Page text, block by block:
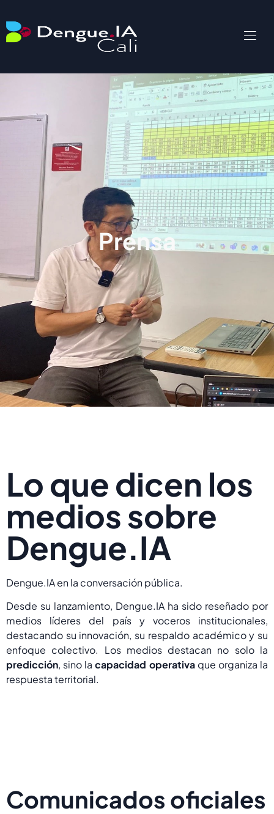
Prensa
Lo que dicen los
medios sobre
Dengue.IA
Dengue.IA en la conversación pública.
Desde su lanzamiento, Dengue.IA ha sido reseñado por
medios líderes del país y voceros institucionales,
destacando su innovación, su respaldo académico y su
enfoque colectivo. Los medios destacan no solo la
predicción, sino lacapacidad operativaque organiza la
respuesta territorial.
Comunicados oficiales